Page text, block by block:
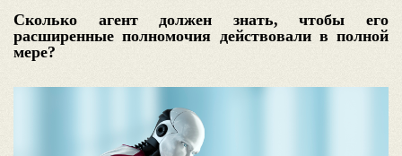
Сколько агент должен знать, чтобы его
расширенные полномочия действовали в полной
мере?